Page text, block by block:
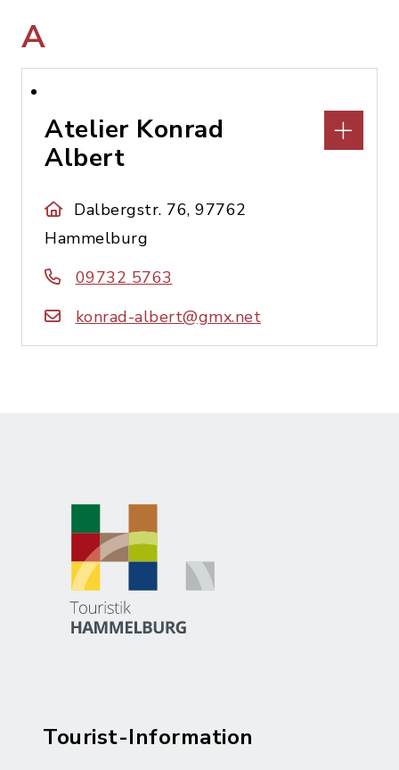
A
Atelier Konrad
Albert
Dalbergstr. 76, 97762
Hammelburg
09732 5763
konrad-albert@gmx.net
Tourist-Information